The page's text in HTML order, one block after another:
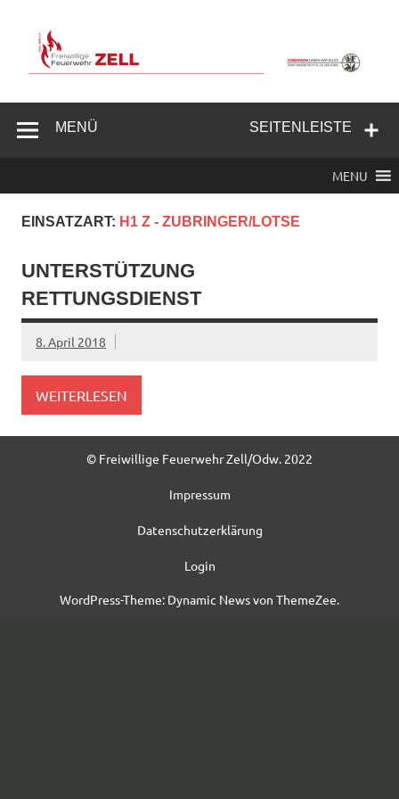
springen
Feuerwehr
SEITENLEISTE
MENÜ
MENU
EINSATZART: H1 Z - ZUBRINGER/LOTSE
UNTERSTÜTZUNG
RETTUNGSDIENST
8. April 2018
WEITERLESEN
© Freiwillige Feuerwehr Zell/Odw. 2022
Impressum
Datenschutzerklärung
Login
WordPress-Theme: Dynamic News von ThemeZee.